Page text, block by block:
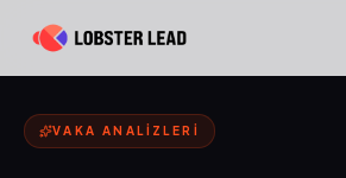
VAKA ANALIZLERI